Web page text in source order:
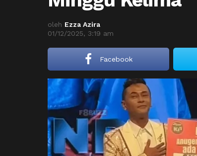
oleh Ezza Azira
01/12/2025, 3:19 am
Facebook